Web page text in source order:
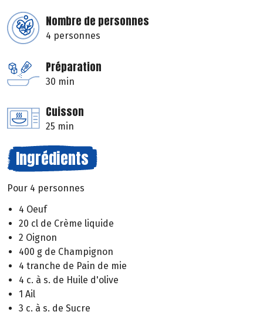
Nombre de personnes
4 personnes
Préparation
30 min
Cuisson
25 min
Ingrédients
Pour 4 personnes
4 Oeuf
20 cl de Crème liquide
2 Oignon
400 g de Champignon
4 tranche de Pain de mie
4 c. à s. de Huile d'olive
1 Ail
3 c. à s. de Sucre